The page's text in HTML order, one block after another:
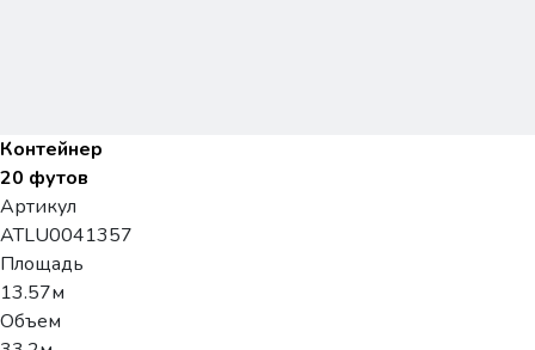
Контейнер
20 футов
Артикул
ATLU0041357
Площадь
13.57м
Объем